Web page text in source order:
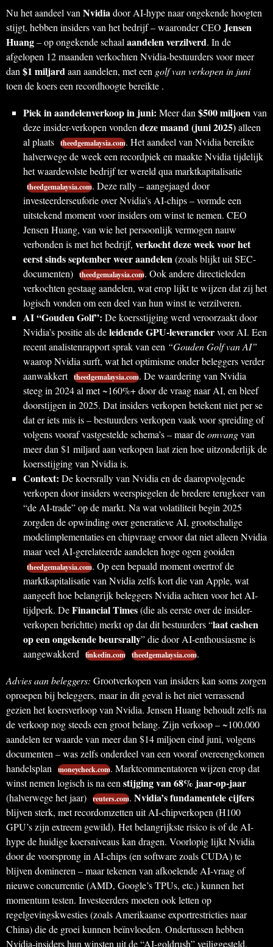
Nu het aandeel van Nvidiadoor AI-hype naar ongekende hoogten
stijgt, hebben insiders van het bedrijf – waaronder CEO Jensen
Huang– op ongekende schaal aandelen verzilverd. In de
afgelopen 12 maanden verkochten Nvidia-bestuurders voor meer
dan $1 miljardaan aandelen, met een golf van verkopen in juni
toen de koers een recordhoogte bereikte .
Piek in aandelenverkoop in juni: Meer dan $500 miljoenvan
deze insider-verkopen vonden deze maand (juni 2025)alleen
al plaats theedgemalaysia.com. Het aandeel van Nvidia bereikte
halverwege de week een recordpiek en maakte Nvidia tijdelijk
het waardevolste bedrijf ter wereld qua marktkapitalisatie
theedgemalaysia.com. Deze rally – aangejaagd door
investeerderseuforie over Nvidia’s AI-chips – vormde een
uitstekend moment voor insiders om winst te nemen. CEO
Jensen Huang, van wie het persoonlijk vermogen nauw
verbonden is met het bedrijf, verkocht deze week voor het
eerst sinds september weer aandelen(zoals blijkt uit SEC-
documenten) theedgemalaysia.com. Ook andere directieleden
verkochten gestaag aandelen, wat erop lijkt te wijzen dat zij het
logisch vonden om een deel van hun winst te verzilveren.
AI “Gouden Golf”: De koersstijging werd veroorzaakt door
Nvidia’s positie als deleidende GPU-leveranciervoor AI. Een
recent analistenrapport sprak van een “Gouden Golf van AI”
waarop Nvidia surft, wat het optimisme onder beleggers verder
aanwakkert theedgemalaysia.com. De waardering van Nvidia
steeg in 2024 al met ~160%+ door de vraag naar AI, en bleef
doorstijgen in 2025. Dat insiders verkopen betekent niet per se
dat er iets mis is – bestuurders verkopen vaak voor spreiding of
volgens vooraf vastgestelde schema’s – maar deomvangvan
meer dan $1 miljard aan verkopen laat zien hoe uitzonderlijk de
koersstijging van Nvidia is.
Context: De koersrally van Nvidia en de daaropvolgende
verkopen door insiders weerspiegelen de bredere terugkeer van
“de AI-trade” op de markt. Na wat volatiliteit begin 2025
zorgden de opwinding over generatieve AI, grootschalige
modelimplementaties en chipvraag ervoor dat niet alleen Nvidia
maar veel AI-gerelateerde aandelen hoge ogen gooiden
theedgemalaysia.com. Op een bepaald moment overtrof de
marktkapitalisatie van Nvidia zelfs kort die van Apple, wat
aangeeft hoe belangrijk beleggers Nvidia achten voor het AI-
tijdperk. DeFinancial Times(die als eerste over de insider-
verkopen berichtte) merkt op dat dit bestuurders “laat cashen
op een ongekende beursrally” die door AI-enthousiasme is
aangewakkerd
linkedin.com theedgemalaysia.com.
Advies aan beleggers: Grootverkopen van insiders kan soms zorgen
oproepen bij beleggers, maar in dit geval is het niet verrassend
gezien het koersverloop van Nvidia. Jensen Huang behoudt zelfs na
de verkoop nog steeds een groot belang. Zijn verkoop – ~100.000
aandelen ter waarde van meer dan $14 miljoen eind juni, volgens
documenten – was zelfs onderdeel van een vooraf overeengekomen
handelsplan
moneycheck.com. Marktcommentatoren wijzen erop dat
winst nemen logisch is na een stijging van 68% jaar-op-jaar
(halverwege het jaar) reuters.com. Nvidia’s fundamentele cijfers
blijven sterk, met recordomzetten uit AI-chipverkopen (H100
GPU’s zijn extreem gewild). Het belangrijkste risico is of de AI-
hype de huidige koersniveaus kan dragen. Voorlopig lijkt Nvidia
door de voorsprong in AI-chips (en software zoals CUDA) te
blijven domineren – maar tekenen van afkoelende AI-vraag of
nieuwe concurrentie (AMD, Google’s TPUs, etc.) kunnen het
momentum testen. Investeerders moeten ook letten op
regelgevingskwesties (zoals Amerikaanse exportrestricties naar
China) die de groei kunnen beïnvloeden. Ondertussen hebben
Nvidia-insiders hun winsten uit de “AI-goldrush” veiliggesteld,